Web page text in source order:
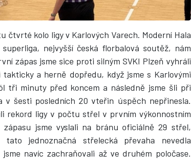
čtvrté kolo ligy v Karlových Varech. Moderní Hala
nejvyšší česká florbalová soutěž, nám
zápas jsme sice proti silným SVKI Plzeň vyhráli
a herně dopředu, když jsme s Karlovými
tři minuty před koncem a následně jsme šli při
v šesti posledních 20 vteřin úspěch nepřinesla.
rekord ligy v počtu střel v prvním výkonnostním
jsme vyslali na bránu oficiálně 29 střel,
jednoznačná střelecká převaha nevedla
navíc zachraňovali až ve druhém poločase.